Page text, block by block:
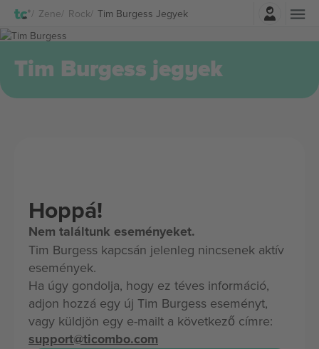
Zene Rock Tim Burgess JegyekBelépés
Tim Burgess jegyek
Hoppá!
Nem találtunk eseményeket.
Tim Burgess kapcsán jelenleg nincsenek aktív
események.
Ha úgy gondolja, hogy ez téves információ,
adjon hozzá egy új Tim Burgess eseményt,
vagy küldjön egy e-mailt a következő címre:
support@ticombo.com